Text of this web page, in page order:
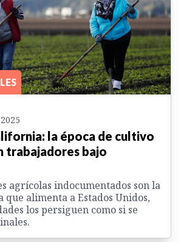
la época de cultivo
trabajadores bajo
agrícolas indocumentados son la
alimenta a Estados Unidos,
los persiguen como si se